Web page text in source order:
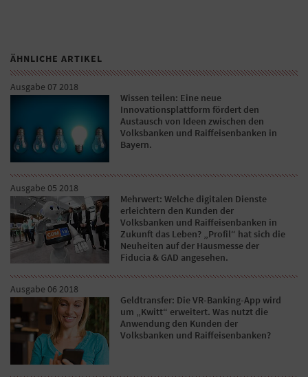
ÄHNLICHE ARTIKEL
Ausgabe 07 2018
Wissen teilen: Eine neue
Innovationsplattform fördert den
Austausch von Ideen zwischen den
Volksbanken und Raiffeisenbanken in
Bayern.
Ausgabe 05 2018
Mehrwert: Welche digitalen Dienste
erleichtern den Kunden der
Volksbanken und Raiffeisenbanken in
Zukunft das Leben? „Profil“ hat sich die
Neuheiten auf der Hausmesse der
Fiducia & GAD angesehen.
Ausgabe 06 2018
Geldtransfer: Die VR-Banking-App wird
um „Kwitt“ erweitert. Was nutzt die
Anwendung den Kunden der
Volksbanken und Raiffeisenbanken?